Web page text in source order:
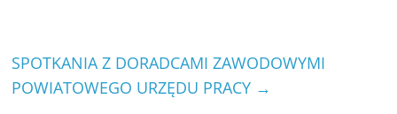
SPOTKANIA Z DORADCAMI ZAWODOWYMI
POWIATOWEGO URZĘDU PRACY →